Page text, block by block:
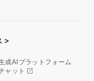
>
成AIプラットフォーム
ャット